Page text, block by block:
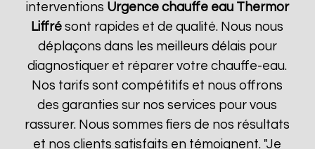
interventions Urgence chauffe eau Thermor
Liffré sont rapides et de qualité. Nous nous
déplaçons dans les meilleurs délais pour
diagnostiquer et réparer votre chauffe-eau.
Nos tarifs sont compétitifs et nous offrons
des garanties sur nos services pour vous
rassurer. Nous sommes fiers de nos résultats
et nos clients satisfaits en témoignent. "Je